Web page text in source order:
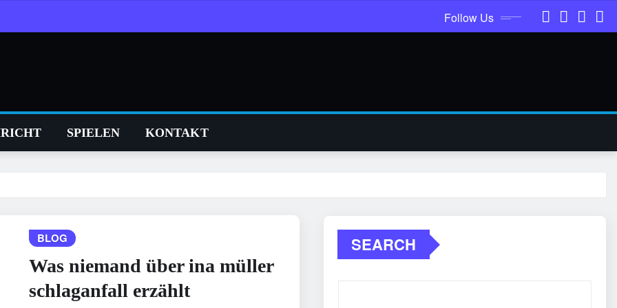
Follow Us
SPIELEN KONTAKT
BLOG
Was niemand über ina müller
schlaganfall erzählt
SEARCH